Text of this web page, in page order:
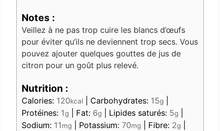
Notes :
Veillez à ne pas trop cuire les blancs d’œufs
pour éviter qu’ils ne deviennent trop secs. Vous
pouvez ajouter quelques gouttes de jus de
citron pour un goût plus relevé.
Nutrition :
Calories: 120kcal Carbohydrates: 15g
Protéines: 1g Fat: 6g Lipides saturés: 5g
Sodium: 11mg Potassium: 70mg Fibre: 2g